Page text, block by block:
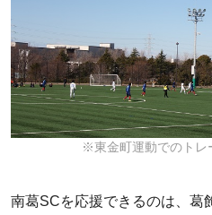
※東金町運動でのトレ
南葛SCを応援できるのは、葛